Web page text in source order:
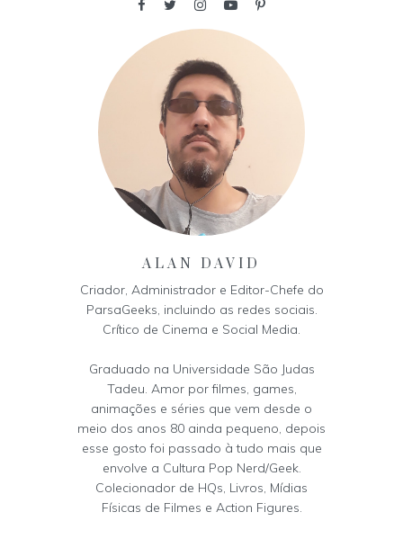
ALAN DAVID
Criador, Administrador e Editor-Chefe do
ParsaGeeks, incluindo as redes sociais.
Crítico de Cinema e Social Media.
Graduado na Universidade São Judas
Tadeu. Amor por filmes, games,
animações e séries que vem desde o
meio dos anos 80 ainda pequeno, depois
esse gosto foi passado à tudo mais que
envolve a Cultura Pop Nerd/Geek.
Colecionador de HQs, Livros, Mídias
Físicas de Filmes e Action Figures.